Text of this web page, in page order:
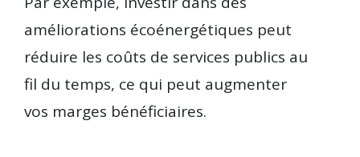
améliorations écoénergétiques peut
réduire les coûts de services publics au
fil du temps, ce qui peut augmenter
vos marges bénéficiaires.